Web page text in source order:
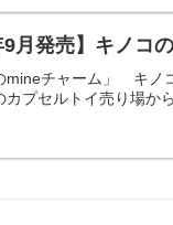
9月発売】キノコ
mineチャーム」 キノ
カプセルトイ売り場か